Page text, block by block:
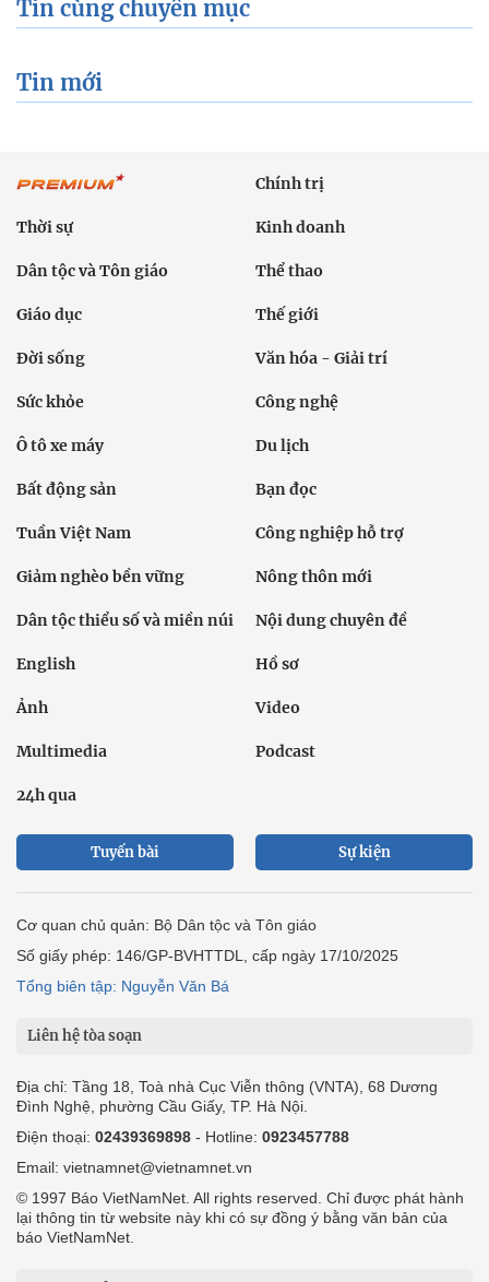
Tin cùng chuyên mục
Tin mới
Chính trị
Thời sự Kinh doanh
Dân tộc và Tôn giáo Thể thao
Giáo dục Thế giới
Đời sống Văn hóa - Giải trí
Sức khỏe Công nghệ
Ô tô xe máy Du lịch
Bất động sản Bạn đọc
Tuần Việt Nam Công nghiệp hỗ trợ
Giảm nghèo bền vững Nông thôn mới
Dân tộc thiểu số và miền núi Nội dung chuyên đề
English Hồ sơ
Ảnh Video
Multimedia Podcast
24h qua
Tuyến bài Sự kiện
Cơ quan chủ quản: Bộ Dân tộc và Tôn giáo
Số giấy phép: 146/GP-BVHTTDL, cấp ngày 17/10/2025
Tổng biên tập: Nguyễn Văn Bá
Liên hệ tòa soạn
Địa chỉ: Tầng 18, Toà nhà Cục Viễn thông (VNTA), 68 Dương
Đình Nghệ, phường Cầu Giấy, TP. Hà Nội.
Điện thoại: 02439369898 - Hotline: 0923457788
Email: vietnamnet@vietnamnet.vn
© 1997 Báo VietNamNet. All rights reserved. Chỉ được phát hành
lại thông tin từ website này khi có sự đồng ý bằng văn bản của
báo VietNamNet.